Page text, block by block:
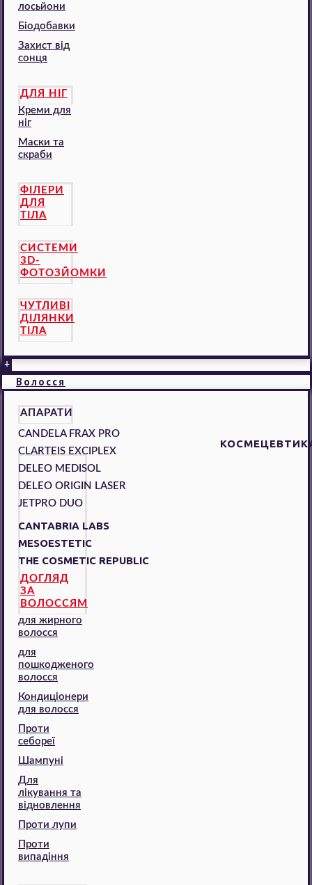
лосьйони
Біодобавки
Захист від
сонця
ДЛЯ НІГ
Креми для
ніг
Маски та
скраби
ФІЛЕРИ
ДЛЯ
ТІЛА
СИСТЕМИ
3D-
ФОТОЗЙОМКИ
ЧУТЛИВІ
ДІЛЯНКИ
ТІЛА
+
Волосся
АПАРАТИ
CANDELA FRAX PRO
CLARTEIS EXCIPLEX
DELEO MEDISOL
DELEO ORIGIN LASER
JETPRO DUO
CANTABRIA LABS
MESOESTETIC
THE COSMETIC REPUBLIC
ДОГЛЯД
ЗА
ВОЛОССЯМ
для жирного
волосся
для
пошкодженого
волосся
Кондиціонери
для волосся
Проти
себореї
Шампуні
Для
лікування та
відновлення
Проти лупи
Проти
випадіння